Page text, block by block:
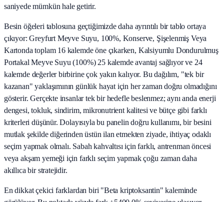
saniyede mümkün hale getirir.
Besin öğeleri tablosuna geçtiğimizde daha ayrıntılı bir tablo ortaya
çıkıyor: Greyfurt Meyve Suyu, 100%, Konserve, Şişelenmiş Veya
Kartonda toplam 16 kalemde öne çıkarken, Kalsiyumlu Dondurulmuş
Portakal Meyve Suyu (100%) 25 kalemde avantaj sağlıyor ve 24
kalemde değerler birbirine çok yakın kalıyor. Bu dağılım, "tek bir
kazanan" yaklaşımının günlük hayat için her zaman doğru olmadığını
gösterir. Gerçekte insanlar tek bir hedefle beslenmez; aynı anda enerji
dengesi, tokluk, sindirim, mikronutrient kalitesi ve bütçe gibi farklı
kriterleri düşünür. Dolayısıyla bu panelin doğru kullanımı, bir besini
mutlak şekilde diğerinden üstün ilan etmekten ziyade, ihtiyaç odaklı
seçim yapmak olmalı. Sabah kahvaltısı için farklı, antrenman öncesi
veya akşam yemeği için farklı seçim yapmak çoğu zaman daha
akıllıca bir stratejidir.
En dikkat çekici farklardan biri "Beta kriptoksantin" kaleminde